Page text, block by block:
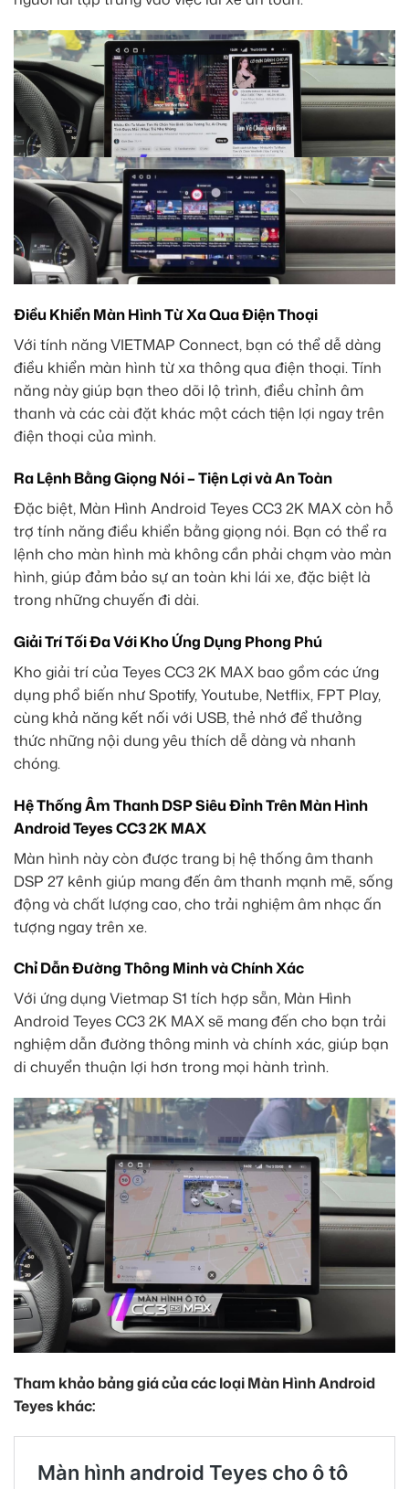
Điều Khiển Màn Hình Từ Xa Qua Điện Thoại
Với tính năng VIETMAP Connect, bạn có thể dễ dàng
điều khiển màn hình từ xa thông qua điện thoại. Tính
năng này giúp bạn theo dõi lộ trình, điều chỉnh âm
thanh và các cài đặt khác một cách tiện lợi ngay trên
điện thoại của mình.
Ra Lệnh Bằng Giọng Nói – Tiện Lợi và An Toàn
Đặc biệt, Màn Hình Android Teyes CC3 2K MAX còn hỗ
trợ tính năng điều khiển bằng giọng nói. Bạn có thể ra
lệnh cho màn hình mà không cần phải chạm vào màn
hình, giúp đảm bảo sự an toàn khi lái xe, đặc biệt là
trong những chuyến đi dài.
Giải Trí Tối Đa Với Kho Ứng Dụng Phong Phú
Kho giải trí của Teyes CC3 2K MAX bao gồm các ứng
dụng phổ biến như Spotify, Youtube, Netflix, FPT Play,
cùng khả năng kết nối với USB, thẻ nhớ để thưởng
thức những nội dung yêu thích dễ dàng và nhanh
chóng.
Hệ Thống Âm Thanh DSP Siêu Đỉnh Trên Màn Hình
Android Teyes CC3 2K MAX
Màn hình này còn được trang bị hệ thống âm thanh
DSP 27 kênh giúp mang đến âm thanh mạnh mẽ, sống
động và chất lượng cao, cho trải nghiệm âm nhạc ấn
tượng ngay trên xe.
Chỉ Dẫn Đường Thông Minh và Chính Xác
Với ứng dụng Vietmap S1 tích hợp sẵn, Màn Hình
Android Teyes CC3 2K MAX sẽ mang đến cho bạn trải
nghiệm dẫn đường thông minh và chính xác, giúp bạn
di chuyển thuận lợi hơn trong mọi hành trình.
Tham khảo bảng giá của các loại Màn Hình Android
Teyes khác: